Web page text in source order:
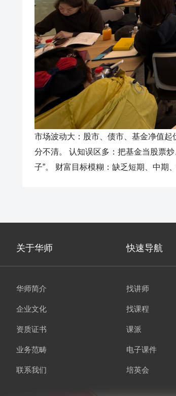
市场波动大：股市、债市、基金净值
分不清。 认知误区多：把基金当股票
子”。 财富目标模糊：缺乏短期、中期
关于华师 快速导航
华师简介
企业文化
资质证书
业务范畴
联系我们
找讲师
找课程
课派
电子课件
培英会